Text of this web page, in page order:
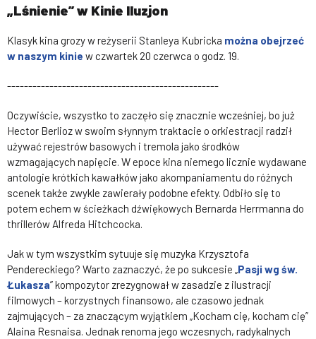
„Lśnienie” w Kinie Iluzjon
Klasyk kina grozy w reżyserii Stanleya Kubricka można obejrzeć
w naszym kinie w czwartek 20 czerwca o godz. 19.
--------------------------------------------------
Oczywiście, wszystko to zaczęło się znacznie wcześniej, bo już
Hector Berlioz w swoim słynnym traktacie o orkiestracji radził
używać rejestrów basowych i tremola jako środków
wzmagających napięcie. W epoce kina niemego licznie wydawane
antologie krótkich kawałków jako akompaniamentu do różnych
scenek także zwykle zawierały podobne efekty. Odbiło się to
potem echem w ścieżkach dźwiękowych Bernarda Herrmanna do
thrillerów Alfreda Hitchcocka.
Jak w tym wszystkim sytuuje się muzyka Krzysztofa
Pendereckiego? Warto zaznaczyć, że po sukcesie „ Pasji wg św.
Łukasza” kompozytor zrezygnował w zasadzie z ilustracji
filmowych – korzystnych finansowo, ale czasowo jednak
zajmujących – za znaczącym wyjątkiem „Kocham cię, kocham cię”
Alaina Resnaisa. Jednak renoma jego wczesnych, radykalnych